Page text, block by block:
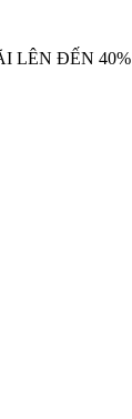
LÊN ĐẾN 40%